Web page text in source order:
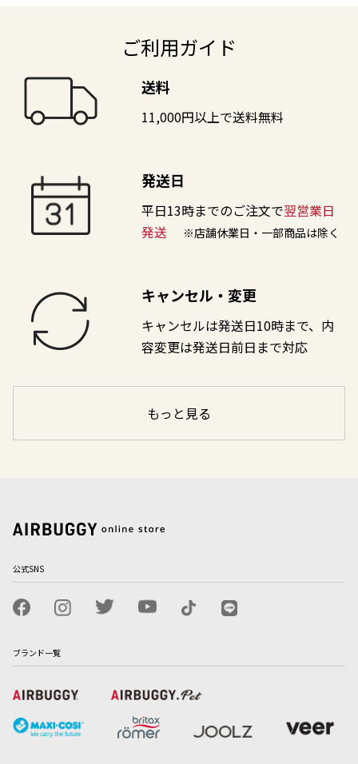
ご利用ガイド
送料
11,000円以上で送料無料
発送日
平日13時までのご注文で翌営業日
発送
※店舗休業日・一部商品は除く
キャンセル・変更
キャンセルは発送日10時まで、内
容変更は発送日前日まで対応
もっと見る
公式SNS
ブランド一覧